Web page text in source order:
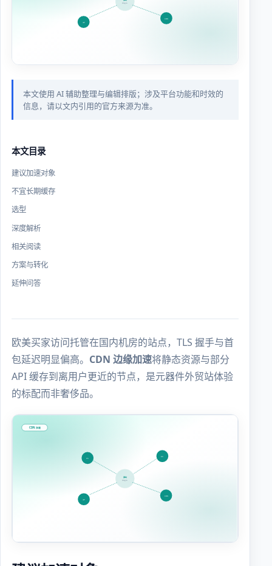
本文使用 AI 辅助整理与编辑排版；涉及平台功能和时效的
信息，请以文内引用的官方来源为准。
本文目录
建议加速对象
不宜长期缓存
选型
深度解析
相关阅读
方案与转化
延伸问答
欧美买家访问托管在国内机房的站点，TLS 握手与首
包延迟明显偏高。 CDN 边缘加速将静态资源与部分
API 缓存到离用户更近的节点，是元器件外贸站体验
的标配而非奢侈品。